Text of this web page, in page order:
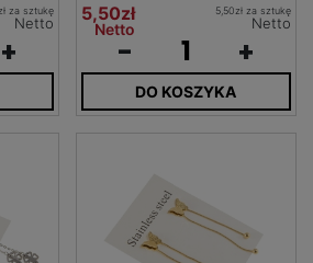
za sztukę
Netto
+
5,50zł
Netto
5,50zł za sztukę
Netto
- +
DO KOSZYKA